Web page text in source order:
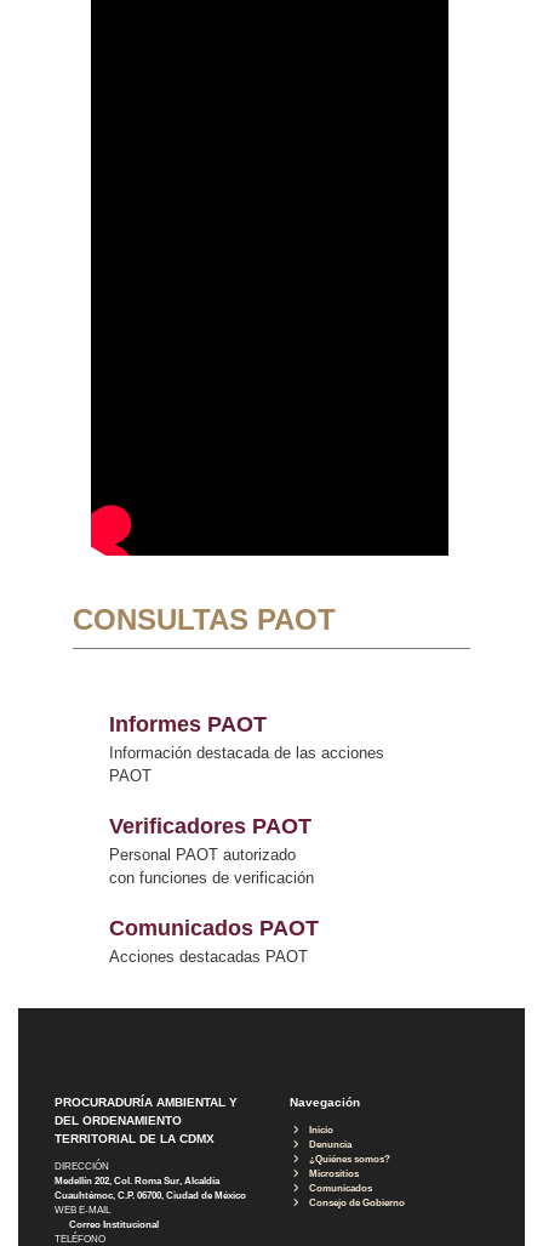
CONSULTAS PAOT
Informes PAOT
Información destacada de las acciones
PAOT
Verificadores PAOT
Personal PAOT autorizado
con funciones de verificación
Comunicados PAOT
Acciones destacadas PAOT
PROCURADURÍA AMBIENTAL Y
DEL ORDENAMIENTO
TERRITORIAL DE LA CDMX
DIRECCIÓN
Medellín 202, Col. Roma Sur, Alcaldía
Cuauhtémoc, C.P. 06700, Ciudad de México
WEB E-MAIL
Correo Institucional
TELÉFONO
Navegación
Inicio
Denuncia
¿Quiénes somos?
Micrositios
Comunicados
Consejo de Gobierno